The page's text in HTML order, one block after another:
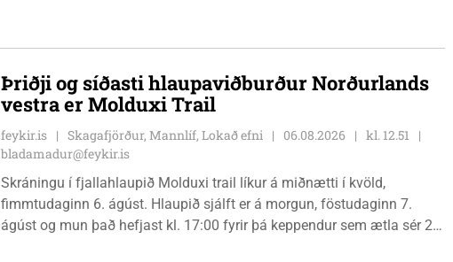
nýkrýndur klúbbmeistari GSS, og Unu Karen Guðmundsdóttur.
Þriðji og síðasti hlaupaviðburður Norðurlands
vestra er Molduxi Trail
feykir.is Skagafjörður, Mannlíf, Lokað efni 06.08.2026
kl. 12.51
bladamadur@feykir.is
Skráningu í fjallahlaupið Molduxi trail líkur á miðnætti í kvöld,
fimmtudaginn 6. ágúst. Hlaupið sjálft er á morgun, föstudaginn 7.
ágúst og mun það hefjast kl. 17:00 fyrir þá keppendur sem ætla sér 20